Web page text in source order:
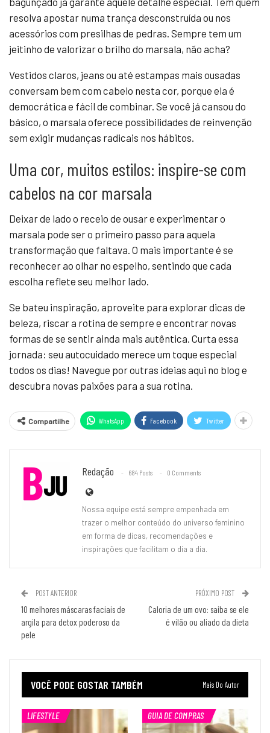
resolva apostar numa trança desconstruída ou nos
acessórios com presilhas de pedras. Sempre tem um
jeitinho de valorizar o brilho do marsala, não acha?
Vestidos claros, jeans ou até estampas mais ousadas
conversam bem com cabelo nesta cor, porque ela é
democrática e fácil de combinar. Se você já cansou do
básico, o marsala oferece possibilidades de reinvenção
sem exigir mudanças radicais nos hábitos.
Uma cor, muitos estilos: inspire-se com
cabelos na cor marsala
Deixar de lado o receio de ousar e experimentar o
marsala pode ser o primeiro passo para aquela
transformação que faltava. O mais importante é se
reconhecer ao olhar no espelho, sentindo que cada
escolha reflete seu melhor lado.
Se bateu inspiração, aproveite para explorar dicas de
beleza, riscar a rotina de sempre e encontrar novas
formas de se sentir ainda mais autêntica. Curta essa
jornada: seu autocuidado merece um toque especial
todos os dias! Navegue por outras ideias aqui no blog e
descubra novas paixões para a sua rotina.
Compartilhe WhatsApp Facebook Twitter
Redação 684 Posts 0 Comments
Nossa equipe está sempre empenhada em
trazer o melhor conteúdo do universo feminino
em forma de dicas, recomendações e
inspirações que facilitam o dia a dia.
POST ANTERIOR
10 melhores máscaras faciais de
argila para detox poderoso da
pele
PRÓXIMO POST
Caloria de um ovo: saiba se ele
é vilão ou aliado da dieta
VOCÊ PODE GOSTAR TAMBÉM Mais Do Autor
LIFESTYLE GUIA DE COMPRAS